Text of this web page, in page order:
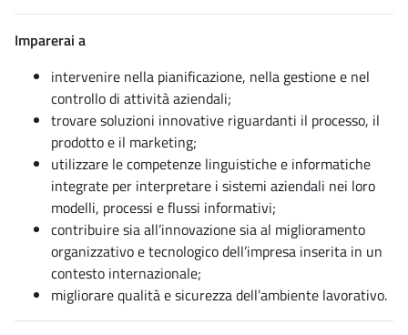
Imparerai a
intervenire nella pianificazione, nella gestione e nel
controllo di attività aziendali;
trovare soluzioni innovative riguardanti il processo, il
prodotto e il marketing;
utilizzare le competenze linguistiche e informatiche
integrate per interpretare i sistemi aziendali nei loro
modelli, processi e flussi informativi;
contribuire sia all’innovazione sia al miglioramento
organizzativo e tecnologico dell’impresa inserita in un
contesto internazionale;
migliorare qualità e sicurezza dell’ambiente lavorativo.